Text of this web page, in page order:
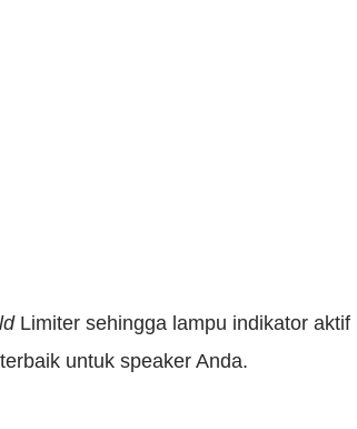
Limiter sehingga lampu indikator aktif
untuk speaker Anda.